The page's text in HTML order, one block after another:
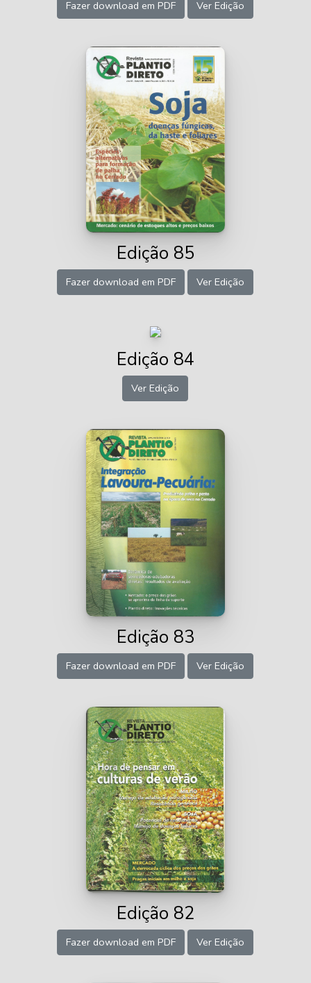
Fazer download em PDF Ver Edição
Edição 85
Fazer download em PDF Ver Edição
Edição 84
Ver Edição
Edição 83
Fazer download em PDF Ver Edição
Edição 82
Fazer download em PDF Ver Edição